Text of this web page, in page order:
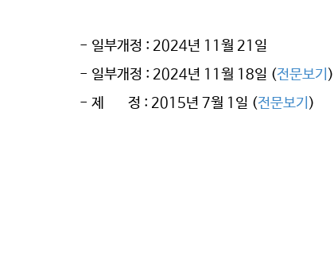
- 일부개정 : 2024년 11월 21일
- 일부개정 : 2024년 11월 18일 (전문보기 )
- 제 정 : 2015년 7월 1일 (전문보기 )